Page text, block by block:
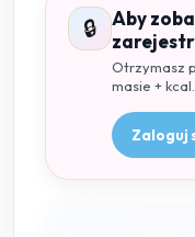
🔒
Aby
Otrzymasz
masie + kcal.
Zaloguj